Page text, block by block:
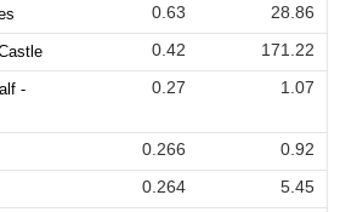
0.63
28.86
0.42
171.22
-
0.27 1.07
0.266
0.92
0.264 5.45